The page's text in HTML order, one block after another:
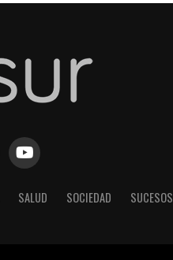
SALUD SOCIEDAD SUCESOS